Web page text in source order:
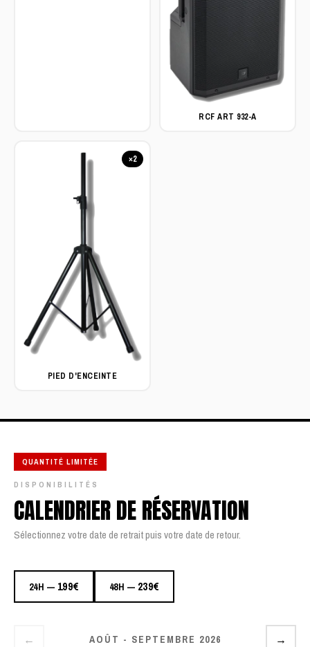
RCF ART 932-A
×2
PIED D'ENCEINTE
QUANTITÉ LIMITÉE
DISPONIBILITÉS
CALENDRIER DE RÉSERVATION
Sélectionnez votre date de retrait puis votre date de retour.
24H — 199€ 48H — 239€
← AOÛT - SEPTEMBRE 2026 →